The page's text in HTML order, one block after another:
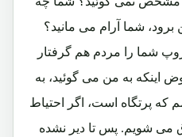
برود، شما آرام می مانید؟
شما را مردم هم گرفتار
اینکه به من می گوئید، به
که پرتگاه است، اگر احتیاط
می شویم. پس تا دیر نشده